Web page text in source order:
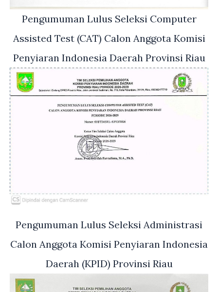
Pengumuman Lulus Seleksi Computer
Assisted Test (CAT) Calon Anggota Komisi
Penyiaran Indonesia Daerah Provinsi Riau
Pengumuman Lulus Seleksi Administrasi
Calon Anggota Komisi Penyiaran Indonesia
Daerah (KPID) Provinsi Riau